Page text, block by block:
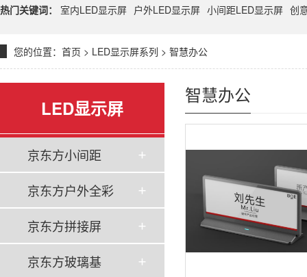
热门关键词： 室内LED显示屏 户外LED显示屏 小间距LED显示屏 创
您的位置： 首页 > LED显示屏系列 > 智慧办公
LED显示屏
京东方小间距
京东方户外全彩
京东方拼接屏
京东方玻璃基
智慧办公